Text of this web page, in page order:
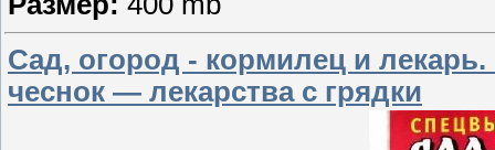
Сад, огород - кормилец и
чеснок — лекарства с грядки